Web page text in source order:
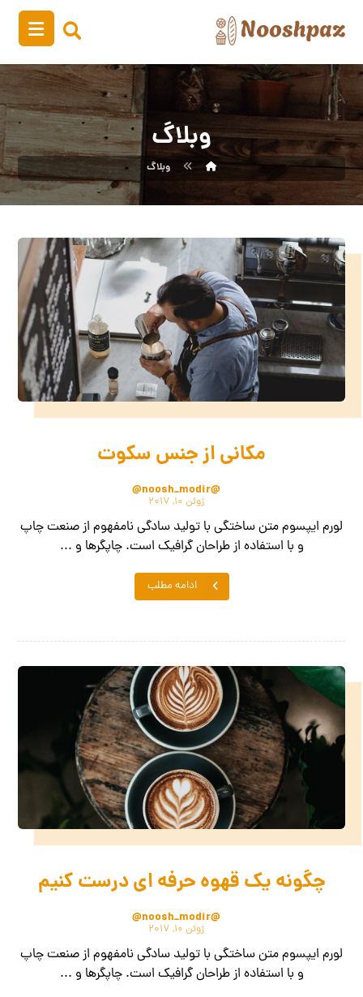
وبلاگ
وبلاگ
مکانی از جنس سکوت
@noosh_modir@
ژوئن ۱۰, ۲۰۱۷
لورم ایپسوم متن ساختگی با تولید سادگی نامفهوم از صنعت چاپ
و با استفاده از طراحان گرافیک است. چاپگرها و ...
ادامه مطلب
چگونه یک قهوه حرفه ای درست کنیم
@noosh_modir@
ژوئن ۱۰, ۲۰۱۷
لورم ایپسوم متن ساختگی با تولید سادگی نامفهوم از صنعت چاپ
و با استفاده از طراحان گرافیک است. چاپگرها و ...